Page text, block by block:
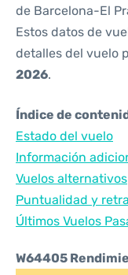
de Barcelona-El
Estos datos de
detalles del vuelo
2026.
Índice de
Estado del vuelo
Información
Vuelos alternativos
Puntualidad y
Últimos Vuelos
W64405